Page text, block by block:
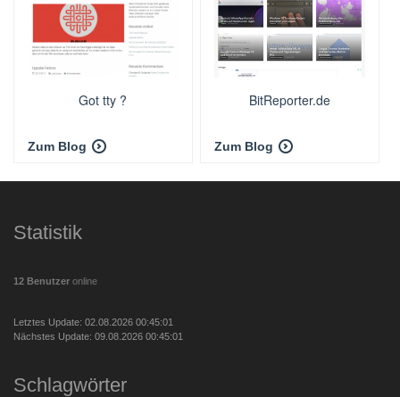
Got tty ?
Zum Blog
BitReporter.de
Zum Blog
Statistik
12 Benutzer online
Letztes Update: 02.08.2026 00:45:01
Nächstes Update: 09.08.2026 00:45:01
Schlagwörter